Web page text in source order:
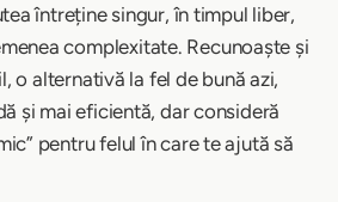
întreține singur, în timpul liber,
complexitate. Recunoaște și
o alternativă la fel de bună azi,
și mai eficientă, dar consideră
pentru felul în care te ajută să